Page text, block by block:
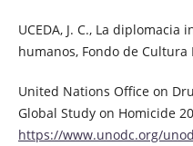
UCEDA, J. C., La
humanos, Fondo de Cultura
United Nations Office on
Global Study on Homicide
https://www.unodc.org/